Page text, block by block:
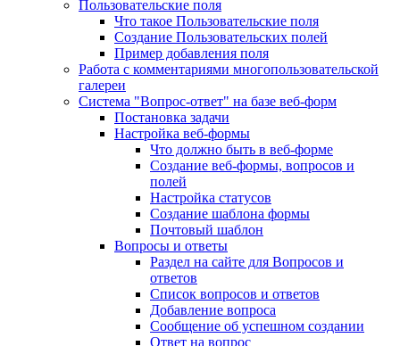
Пользовательские поля
Что такое Пользовательские поля
Создание Пользовательских полей
Пример добавления поля
Работа с комментариями многопользовательской
галереи
Система "Вопрос-ответ" на базе веб-форм
Постановка задачи
Настройка веб-формы
Что должно быть в веб-форме
Создание веб-формы, вопросов и
полей
Настройка статусов
Создание шаблона формы
Почтовый шаблон
Вопросы и ответы
Раздел на сайте для Вопросов и
ответов
Список вопросов и ответов
Добавление вопроса
Сообщение об успешном создании
Ответ на вопрос